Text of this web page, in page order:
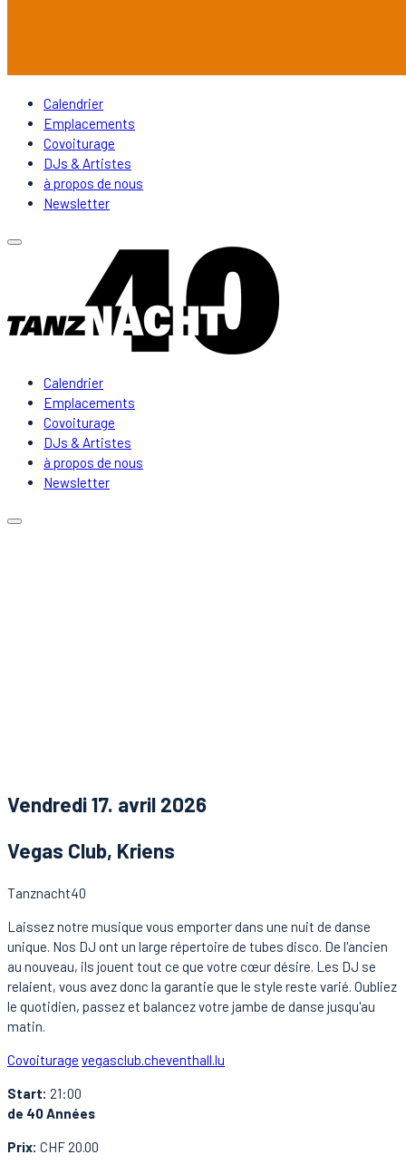
Calendrier
Emplacements
Covoiturage
DJs & Artistes
à propos de nous
Newsletter
Calendrier
Emplacements
Covoiturage
DJs & Artistes
à propos de nous
Newsletter
Vendredi 17. avril 2026
Vegas Club, Kriens
Tanznacht40
Laissez notre musique vous emporter dans une nuit de danse
unique. Nos DJ ont un large répertoire de tubes disco. De l'ancien
au nouveau, ils jouent tout ce que votre cœur désire. Les DJ se
relaient, vous avez donc la garantie que le style reste varié. Oubliez
le quotidien, passez et balancez votre jambe de danse jusqu'au
matin.
Covoiturage vegasclub.cheventhall.lu
Start: 21:00
de 40 Années
Prix: CHF 20.00